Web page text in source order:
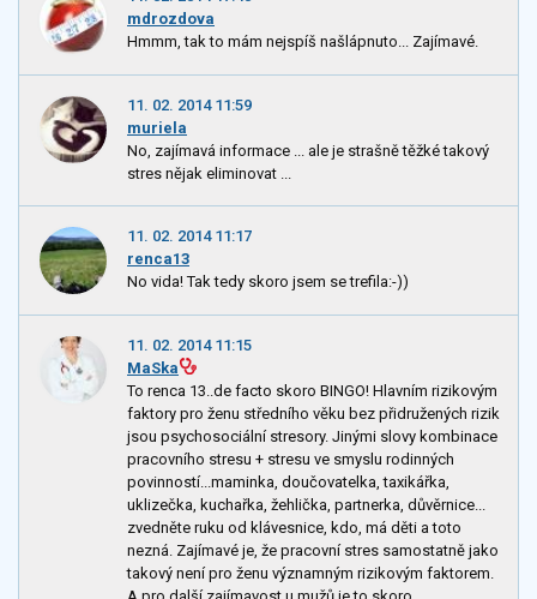
mdrozdova
Hmmm, tak to mám nejspíš našlápnuto... Zajímavé.
11. 02. 2014 11:59
muriela
No, zajímavá informace ... ale je strašně těžké takový
stres nějak eliminovat ...
11. 02. 2014 11:17
renca13
No vida! Tak tedy skoro jsem se trefila:-))
11. 02. 2014 11:15
MaSka
To renca 13..de facto skoro BINGO! Hlavním rizikovým
faktory pro ženu středního věku bez přidružených rizik
jsou psychosociální stresory. Jinými slovy kombinace
pracovního stresu + stresu ve smyslu rodinných
povinností...maminka, doučovatelka, taxikářka,
uklizečka, kuchařka, žehlička, partnerka, důvěrnice...
zvedněte ruku od klávesnice, kdo, má děti a toto
nezná. Zajímavé je, že pracovní stres samostatně jako
takový není pro ženu významným rizikovým faktorem.